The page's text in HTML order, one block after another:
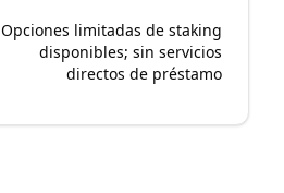
Opciones limitadas de staking
disponibles; sin servicios
directos de préstamo